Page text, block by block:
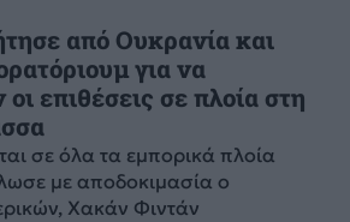
από Ουκρανία και
για να
επιθέσεις σε πλοία στη
σε όλα τα εμπορικά πλοία
με αποδοκιμασία ο
Χακάν Φιντάν